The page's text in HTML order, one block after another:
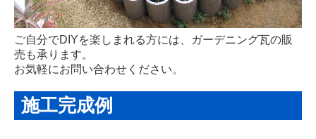
孫七瓦のSDGs宣言
選ばれる理由
第三者賠償保険制度
ご自分でDIYを楽しまれる方には、ガーデニング瓦の販
売も承ります。
お気軽にお問い合わせください。
施工完成例